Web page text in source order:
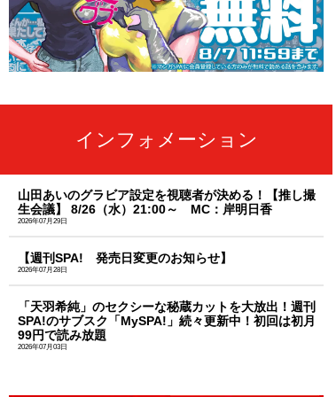
インフォメーション
山田あいのグラビア設定を視聴者が決める！【推し撮
生会議】 8/26（水）21:00～ MC：岸明日香
2026年07月29日
【週刊SPA! 発売日変更のお知らせ】
2026年07月28日
「天羽希純」のセクシーな秘蔵カットを大放出！週刊
SPA!のサブスク「MySPA!」続々更新中！初回は初月
99円で読み放題
2026年07月03日